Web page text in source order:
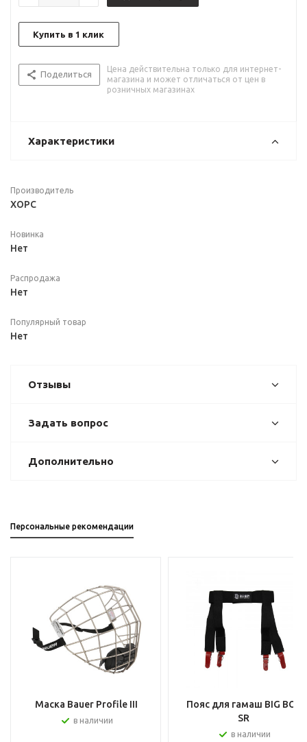
Купить в 1 клик
Поделиться
Цена действительна только для интернет-
магазина и может отличаться от цен в
розничных магазинах
Характеристики
Производитель
ХОРС
Новинка
Нет
Распродажа
Нет
Популярный товар
Нет
Отзывы
Задать вопрос
Дополнительно
Персональные рекомендации
Маска Bauer Profile III
в наличии
Пояс для гамаш BIG BOY
SR
в наличии